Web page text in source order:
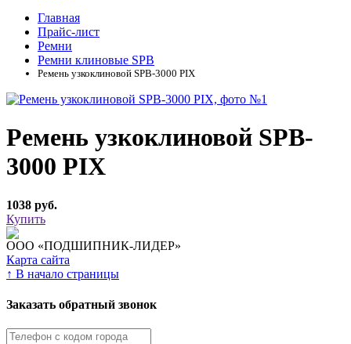
Главная
Прайс-лист
Ремни
Ремни клиновые SPB
Ремень узкоклиновой SPB-3000 PIX
Ремень узкоклиновой SPB-
3000 PIX
1038 руб.
Купить
ООО «ПОДШИПНИК-ЛИДЕР»
Карта сайта
↑ В начало страницы
Заказать обратный звонок